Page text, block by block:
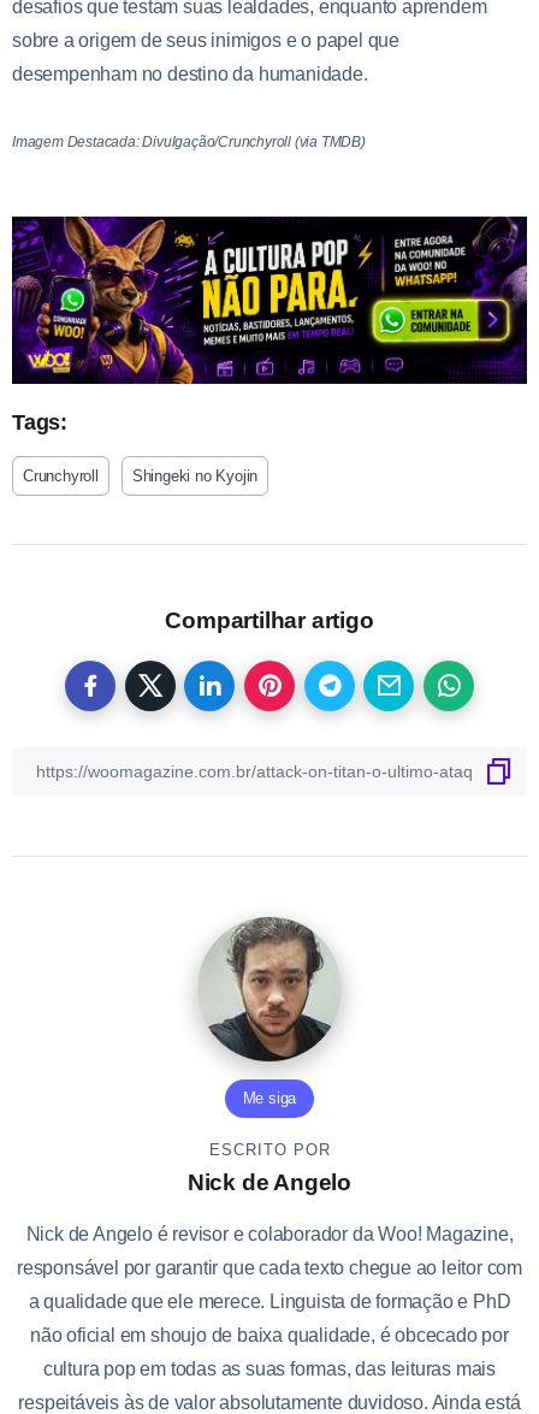
desafios que testam suas lealdades, enquanto aprendem
sobre a origem de seus inimigos e o papel que
desempenham no destino da humanidade.
Imagem Destacada: Divulgação/Crunchyroll (via TMDB)
Tags:
Crunchyroll Shingeki no Kyojin
Compartilhar artigo
Me siga
ESCRITO POR
Nick de Angelo
Nick de Angelo é revisor e colaborador da Woo! Magazine,
responsável por garantir que cada texto chegue ao leitor com
a qualidade que ele merece. Linguista de formação e PhD
não oficial em shoujo de baixa qualidade, é obcecado por
cultura pop em todas as suas formas, das leituras mais
respeitáveis às de valor absolutamente duvidoso. Ainda está